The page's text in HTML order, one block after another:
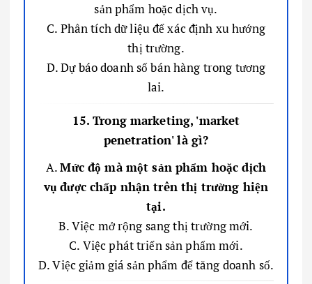
sản phẩm hoặc dịch vụ.
C. Phân tích dữ liệu để xác định xu hướng
thị trường.
D. Dự báo doanh số bán hàng trong tương
lai.
15. Trong marketing, 'market
penetration' là gì?
A.Mức độ mà một sản phẩm hoặc dịch
vụ được chấp nhận trên thị trường hiện
tại.
B. Việc mở rộng sang thị trường mới.
C. Việc phát triển sản phẩm mới.
D. Việc giảm giá sản phẩm để tăng doanh số.